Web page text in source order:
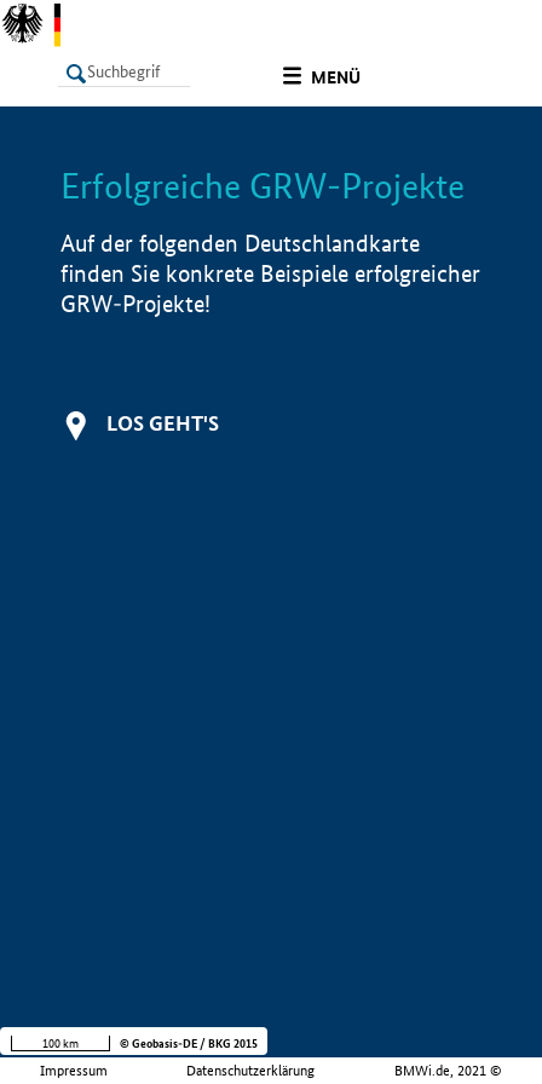
MENÜ
LISTE Info
Erfolgreiche GRW-Projekte
Auf der folgenden Deutschlandkarte
finden Sie konkrete Beispiele erfolgreicher
GRW-Projekte!
LOS GEHT'S
Impressum Datenschutzerklärung BMWi.de, 2021 ©
100 km © Geobasis-DE / BKG 2015